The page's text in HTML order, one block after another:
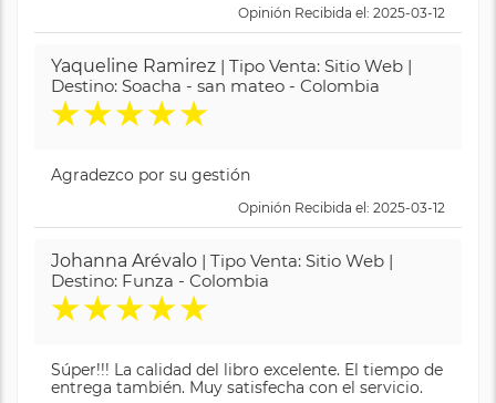
Opinión Recibida el: 2025-03-12
Yaqueline Ramirez | Tipo Venta: Sitio Web |
Destino: Soacha - san mateo - Colombia
★★★★★
Agradezco por su gestión
Opinión Recibida el: 2025-03-12
Johanna Arévalo | Tipo Venta: Sitio Web |
Destino: Funza - Colombia
★★★★★
Súper!!! La calidad del libro excelente. El tiempo de
entrega también. Muy satisfecha con el servicio.